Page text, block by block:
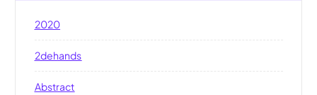
2020
2dehands
Abstract